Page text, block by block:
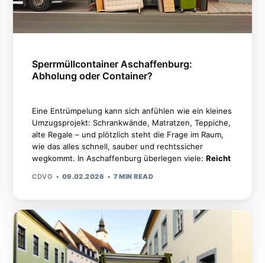
Sperrmüllcontainer Aschaffenburg:
Abholung oder Container?
Eine Entrümpelung kann sich anfühlen wie ein kleines
Umzugsprojekt: Schrankwände, Matratzen, Teppiche,
alte Regale – und plötzlich steht die Frage im Raum,
wie das alles schnell, sauber und rechtssicher
wegkommt. In Aschaffenburg überlegen viele:Reicht
CDVO 09.02.2026 7 MIN READ